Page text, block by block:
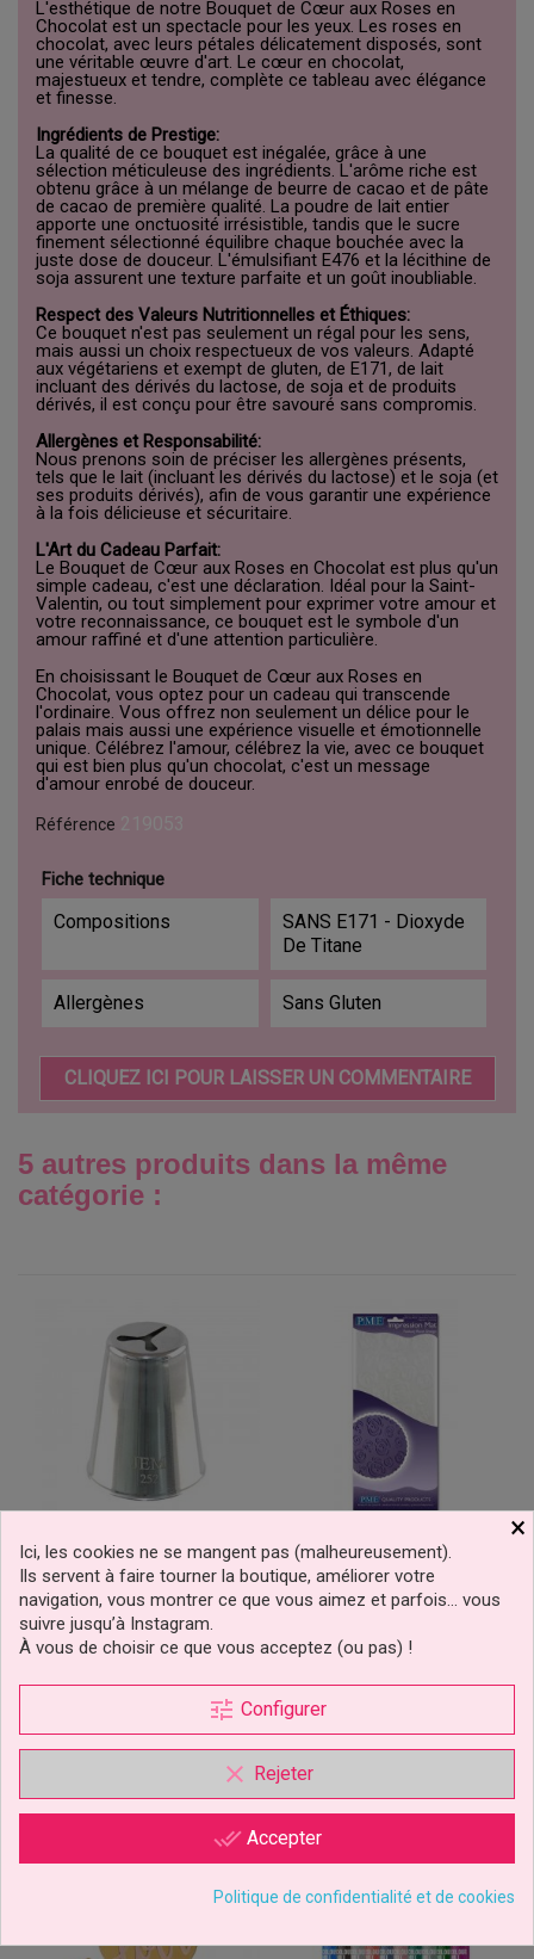
L'esthétique de notre Bouquet de Cœur aux Roses en
Chocolat est un spectacle pour les yeux. Les roses en
chocolat, avec leurs pétales délicatement disposés, sont
une véritable œuvre d'art. Le cœur en chocolat,
majestueux et tendre, complète ce tableau avec élégance
et finesse.
Ingrédients de Prestige:
La qualité de ce bouquet est inégalée, grâce à une
sélection méticuleuse des ingrédients. L'arôme riche est
obtenu grâce à un mélange de beurre de cacao et de pâte
de cacao de première qualité. La poudre de lait entier
apporte une onctuosité irrésistible, tandis que le sucre
finement sélectionné équilibre chaque bouchée avec la
juste dose de douceur. L'émulsifiant E476 et la lécithine de
soja assurent une texture parfaite et un goût inoubliable.
Respect des Valeurs Nutritionnelles et Éthiques:
Ce bouquet n'est pas seulement un régal pour les sens,
mais aussi un choix respectueux de vos valeurs. Adapté
aux végétariens et exempt de gluten, de E171, de lait
incluant des dérivés du lactose, de soja et de produits
dérivés, il est conçu pour être savouré sans compromis.
Allergènes et Responsabilité:
Nous prenons soin de préciser les allergènes présents,
tels que le lait (incluant les dérivés du lactose) et le soja (et
ses produits dérivés), afin de vous garantir une expérience
à la fois délicieuse et sécuritaire.
L'Art du Cadeau Parfait:
Le Bouquet de Cœur aux Roses en Chocolat est plus qu'un
simple cadeau, c'est une déclaration. Idéal pour la Saint-
Valentin, ou tout simplement pour exprimer votre amour et
votre reconnaissance, ce bouquet est le symbole d'un
amour raffiné et d'une attention particulière.
En choisissant le Bouquet de Cœur aux Roses en
Chocolat, vous optez pour un cadeau qui transcende
l'ordinaire. Vous offrez non seulement un délice pour le
palais mais aussi une expérience visuelle et émotionnelle
unique. Célébrez l'amour, célébrez la vie, avec ce bouquet
qui est bien plus qu'un chocolat, c'est un message
d'amour enrobé de douceur.
Référence
Fiche technique
Compositions
SANS E171 - Dioxyde
De Titane
Allergènes Sans Gluten
CLIQUEZ ICI POUR LAISSER UN COMMENTAIRE
5 autres produits dans la même
catégorie :
Douille Coeur N°252 Jem
Prix
2,89 €
Ajouter au panier
Feuille Empreinte Rose
Design PME
Prix
2,99 €
déclinaisons
×
Ici, les cookies ne se mangent pas (malheureusement).
Ils servent à faire tourner la boutique, améliorer votre
navigation, vous montrer ce que vous aimez et parfois… vous
suivre jusqu’à Instagram.
À vous de choisir ce que vous acceptez (ou pas) !
tune Configurer
clear Rejeter
done_all Accepter
Politique de confidentialité et de cookies